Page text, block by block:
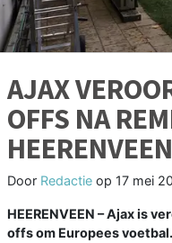
AJAX
OFFS NA
HEERENVEEN
Door Redactie op 17 mei
HEERENVEEN – Ajax is
offs om Europees